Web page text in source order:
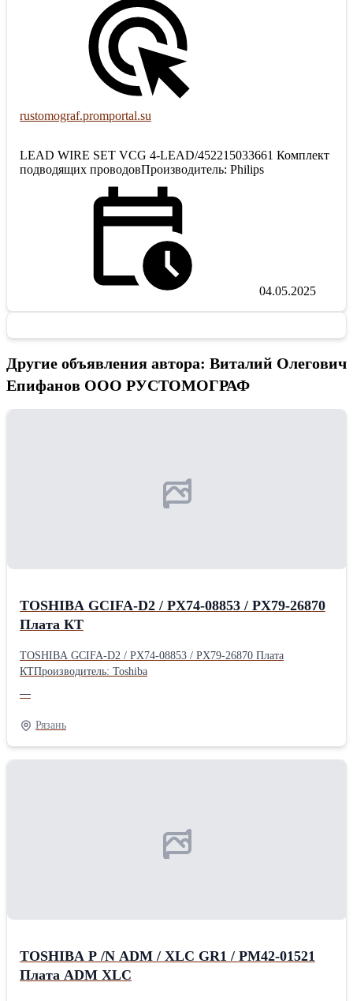
rustomograf.promportal.su
LEAD WIRE SET VCG 4-LEAD/452215033661 Комплект
подводящих проводовПроизводитель: Philips
04.05.2025
Другие объявления автора: Виталий Олегович
Епифанов ООО РУСТОМОГРАФ
TOSHIBA GCIFA-D2 / PX74-08853 / PX79-26870
Плата КТ
TOSHIBA GCIFA-D2 / PX74-08853 / PX79-26870 Плата
КТПроизводитель: Toshiba
—
Рязань
TOSHIBA P /N ADM / XLC GR1 / PM42-01521
Плата ADM XLC